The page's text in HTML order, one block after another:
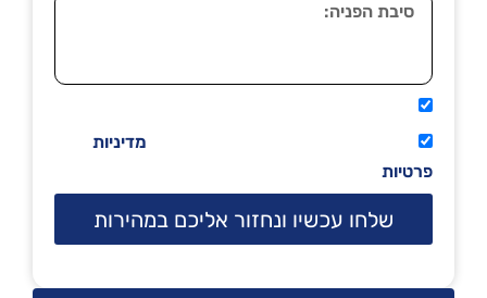
מדיניות
פרטיות
שלחו עכשיו ונחזור אליכם במהירות